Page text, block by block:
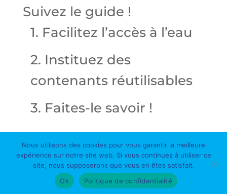
Suivez le guide !
1. Facilitez l’accès à l’eau
2. Instituez des
contenants réutilisables
3. Faites-le savoir !
Nous utilisons des cookies pour vous garantir la meilleure
expérience sur notre site web. Si vous continuez à utiliser ce
site, nous supposerons que vous en êtes satisfait.
Ok
Politique de confidentialité